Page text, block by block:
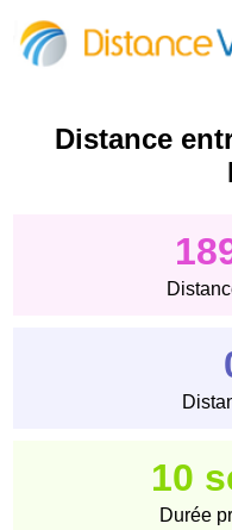
Distance
10
Durée